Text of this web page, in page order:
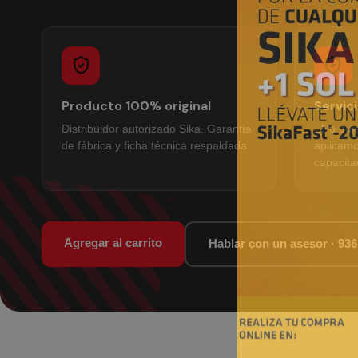
Producto 100% original
Distribuidor autorizado Sika. Garantía
de fábrica y ficha técnica respaldada.
¿No
Agregar al carrito Hablar con un asesor ·